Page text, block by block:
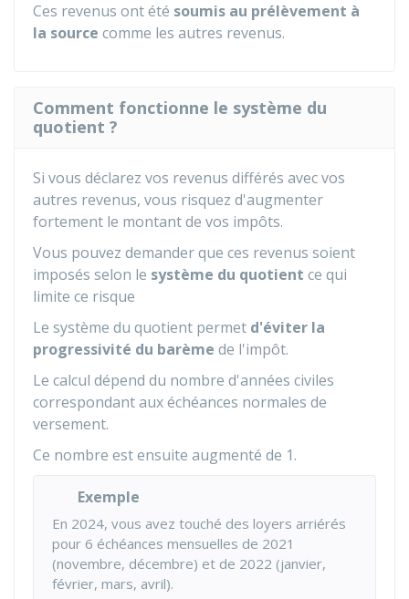
Ces revenus ont été soumis au prélèvement à
la source comme les autres revenus.
Comment fonctionne le système du
quotient ?
Si vous déclarez vos revenus différés avec vos
autres revenus, vous risquez d'augmenter
fortement le montant de vos impôts.
Vous pouvez demander que ces revenus soient
imposés selon le système du quotient ce qui
limite ce risque
Le système du quotient permet d'éviter la
progressivité du barème de l'impôt.
Le calcul dépend du nombre d'années civiles
correspondant aux échéances normales de
versement.
Ce nombre est ensuite augmenté de 1.
Exemple
En 2024, vous avez touché des loyers arriérés
pour 6 échéances mensuelles de 2021
(novembre, décembre) et de 2022 (janvier,
février, mars, avril).